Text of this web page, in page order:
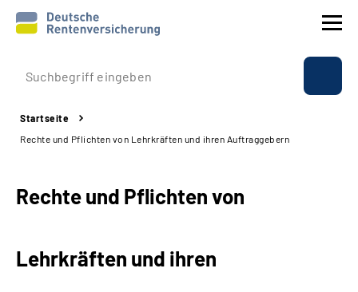
Prävention
Reha
Experten
Startseite
Rechte und Pflichten von Lehrkräften und ihren Auftraggebern
Rechte und Pflichten von
Lehrkräften und ihren